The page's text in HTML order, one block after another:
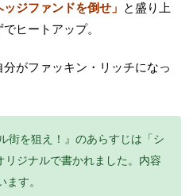
ッジファンドを倒せ」 と盛り上
ヒートアップ。
がファッキン・リッチになっ
街を狙え！』のあらすじは「シ
リジナルで書かれました。内容
す。